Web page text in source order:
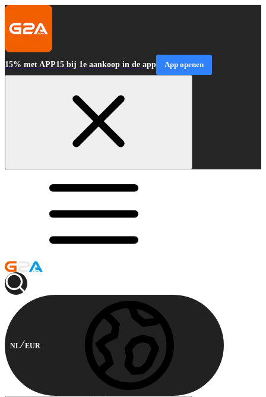
15% met APP15 bij 1e aankoop in de app App openen
NL EUR